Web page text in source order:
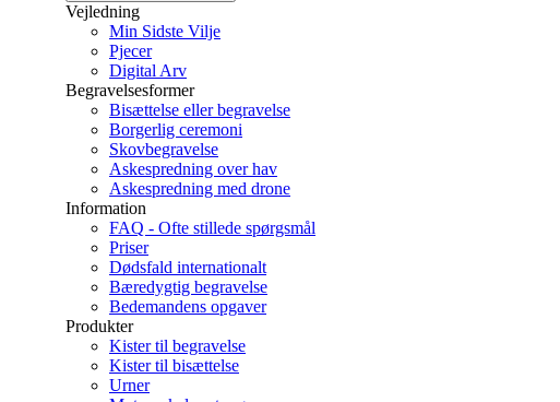
Vejledning
Min Sidste Vilje
Pjecer
Digital Arv
Begravelsesformer
Bisættelse eller begravelse
Borgerlig ceremoni
Skovbegravelse
Askespredning over hav
Askespredning med drone
Information
FAQ - Ofte stillede spørgsmål
Priser
Dødsfald internationalt
Bæredygtig begravelse
Bedemandens opgaver
Produkter
Kister til begravelse
Kister til bisættelse
Urner